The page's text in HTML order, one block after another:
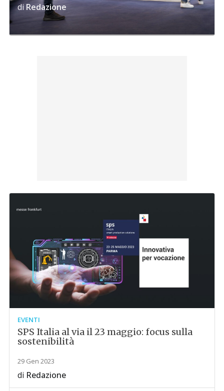
di Redazione
EVENTI
SPS Italia al via il 23 maggio: focus sulla
sostenibilità
29 Gen 2023
di Redazione